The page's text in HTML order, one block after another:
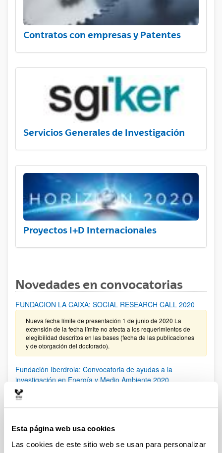
Esta página web usa cookies
Las cookies de este sitio web se usan para personalizar
Contratos con empresas y Patentes
Servicios Generales de Investigación
Proyectos I+D Internacionales
Novedades en convocatorias
FUNDACION LA CAIXA: SOCIAL RESEARCH CALL 2020
Nueva fecha límite de presentación 1 de junio de 2020 La
extensión de la fecha límite no afecta a los requerimientos de
elegibilidad descritos en las bases (fecha de las publicaciones
y de otorgación del doctorado).
Fundación Iberdrola: Convocatoria de ayudas a la
investigación en Energía y Medio Ambiente 2020
Contratación para la formación de personal investigador en
la UPV/EHU 2019